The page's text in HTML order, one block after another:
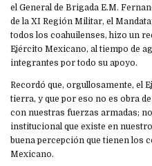
el General de Brigada E.M.
de la XI Región Militar, el
todos los coahuilenses, hizo un
Ejército Mexicano, al tiempo de
integrantes por todo su apoyo.
Recordó que, orgullosamente, el
tierra, y que por eso no es obra
con nuestras fuerzas armadas;
institucional que existe en
buena percepción que tienen los
Mexicano.